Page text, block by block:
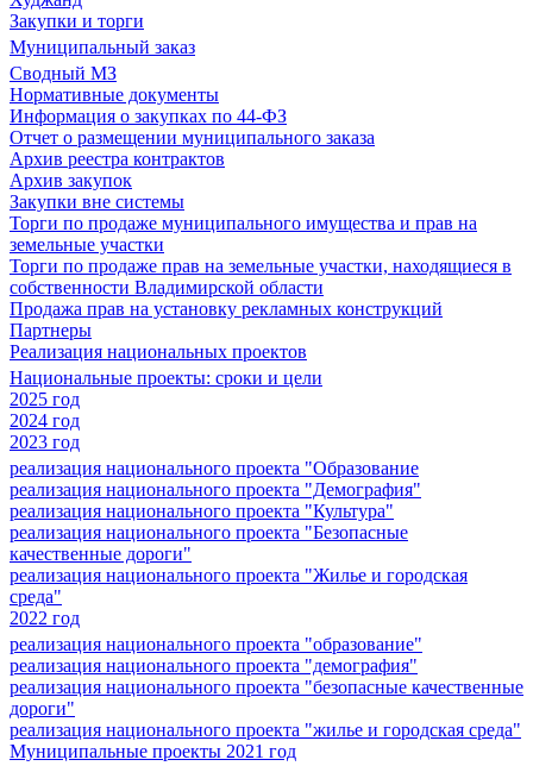
Закупки и торги
Муниципальный заказ
Сводный МЗ
Нормативные документы
Информация о закупках по 44-ФЗ
Отчет о размещении муниципального заказа
Архив реестра контрактов
Архив закупок
Закупки вне системы
Торги по продаже муниципального имущества и прав на
земельные участки
Торги по продаже прав на земельные участки, находящиеся в
собственности Владимирской области
Продажа прав на установку рекламных конструкций
Партнеры
Реализация национальных проектов
Национальные проекты: сроки и цели
2025 год
2024 год
2023 год
реализация национального проекта "Образование
реализация национального проекта "Демография"
реализация национального проекта "Культура"
реализация национального проекта "Безопасные
качественные дороги"
реализация национального проекта "Жилье и городская
среда"
2022 год
реализация национального проекта "образование"
реализация национального проекта "демография"
реализация национального проекта "безопасные качественные
дороги"
реализация национального проекта "жилье и городская среда"
Муниципальные проекты 2021 год